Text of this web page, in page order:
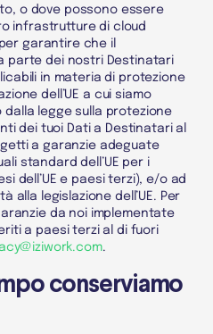
, o dove possono essere
infrastrutture di cloud
garantire che il
parte dei nostri Destinatari
in materia di protezione
dell’UE a cui siamo
legge sulla protezione
dei tuoi Dati a Destinatari al
a garanzie adeguate
standard dell’UE per i
dell’UE e paesi terzi), e/o ad
alla legislazione dell’UE. Per
da noi implementate
a paesi terzi al di fuori
.
conserviamo